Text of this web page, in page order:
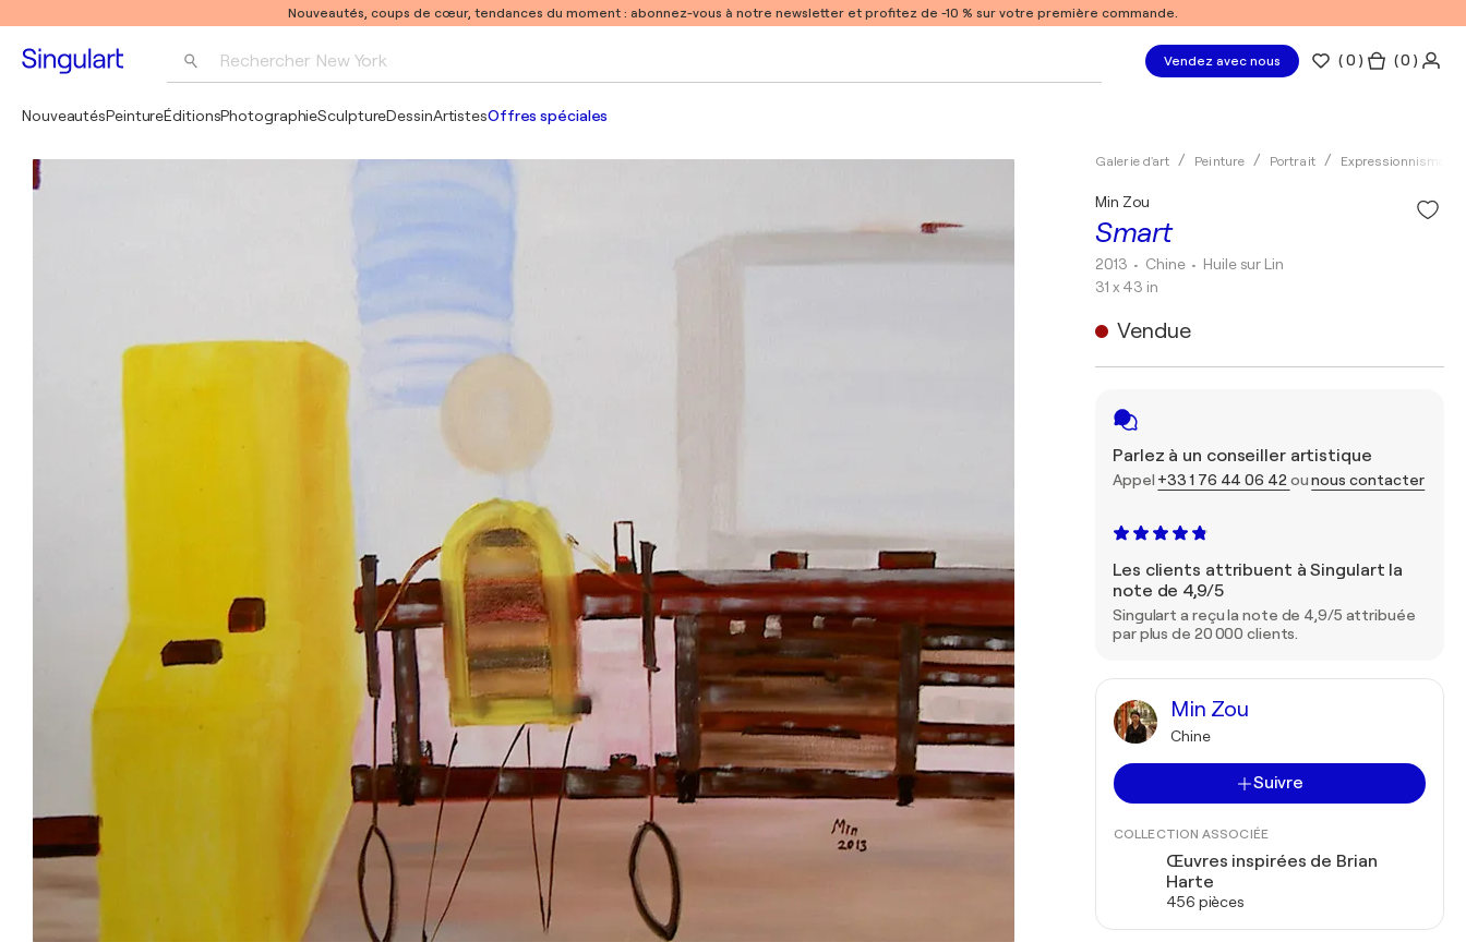
Nouveautés, coups de cœur, tendances du moment : abonnez-vous à notre newsletter et profitez de -10 % sur votre première commande.
Rechercher New York Vendez avec nous (0 ) ( 0 )
NouveautésPeintureÉditionsPhotographieSculptureDessinArtistesOffres spéciales
Galerie d'art Peinture Portrait Expressionnisme
Smart
Min Zou
2013 • Chine • Huile sur Lin
31 x 43 in
Vendue
Parlez à un conseiller artistique
Appel +33 1 76 44 06 42 ounous contacter
Les clients attribuent à Singulart la
note de 4,9/5
Singulart a reçu la note de 4,9/5 attribuée
par plus de 20 000 clients.
Min Zou
Chine
Suivre
COLLECTION ASSOCIÉE
Œuvres inspirées de Brian
Harte
456 pièces